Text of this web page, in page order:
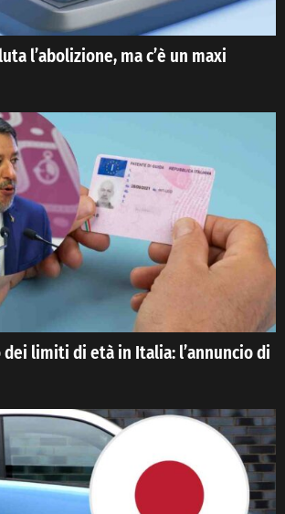
l’abolizione, ma c’è un maxi
dei limiti di età in Italia: l’annuncio di